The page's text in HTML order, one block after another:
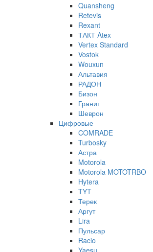
Quansheng
Retevis
Rexant
ТАКТ Atex
Vertex Standard
Vostok
Wouxun
Альтавия
РАДОН
Бизон
Гранит
Шеврон
Цифровые
COMRADE
Turbosky
Астра
Motorola
Motorola MOTOTRBO
Hytera
TYT
Терек
Аргут
Lira
Пульсар
Racio
Yaesu